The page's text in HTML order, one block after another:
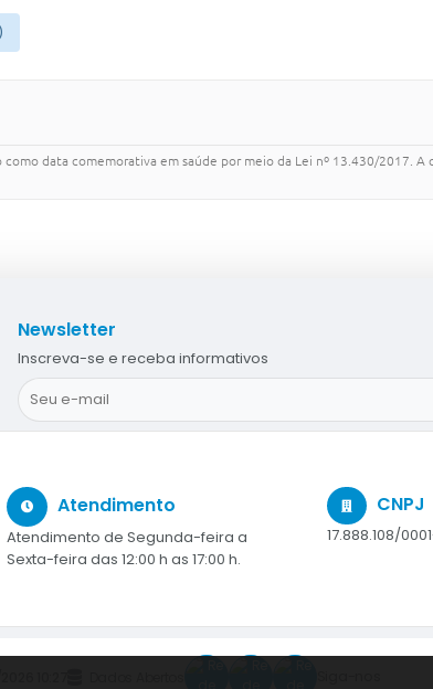
data comemorativa em saúde por meio da Lei nº 13.430/2017. A
Atendimento
Atendimento de Segunda-feira a
Sexta-feira das 12:00 h as 17:00 h.
CNPJ
17.888.108/
Newsletter
Inscreva-se e receba informativos